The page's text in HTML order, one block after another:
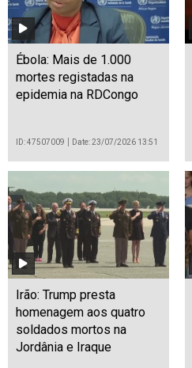
Ébola: Mais de 1.000
mortes registadas na
epidemia na RDCongo
ID: 47507009 Date: 23/07/2026 13:51
Irão: Trump presta
homenagem aos quatro
soldados mortos na
Jordânia e Iraque